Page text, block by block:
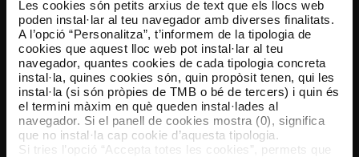
Les cookies són petits arxius de text que els llocs web
poden instal·lar al teu navegador amb diverses finalitats.
A l’opció “Personalitza”, t’informem de la tipologia de
cookies que aquest lloc web pot instal·lar al teu
navegador, quantes cookies de cada tipologia concreta
instal·la, quines cookies són, quin propòsit tenen, qui les
instal·la (si són pròpies de TMB o bé de tercers) i quin és
el termini màxim en què queden instal·lades al
navegador. Si el panell de cookies mostra (0), significa
que no instal·la cap cookie d’aquesta tipologia.
Si tries l’opció “Accepta totes les cookies”, permets que
TMB App
Descarrega’t TMB App i compra els teus bitllets
App Store Google Play